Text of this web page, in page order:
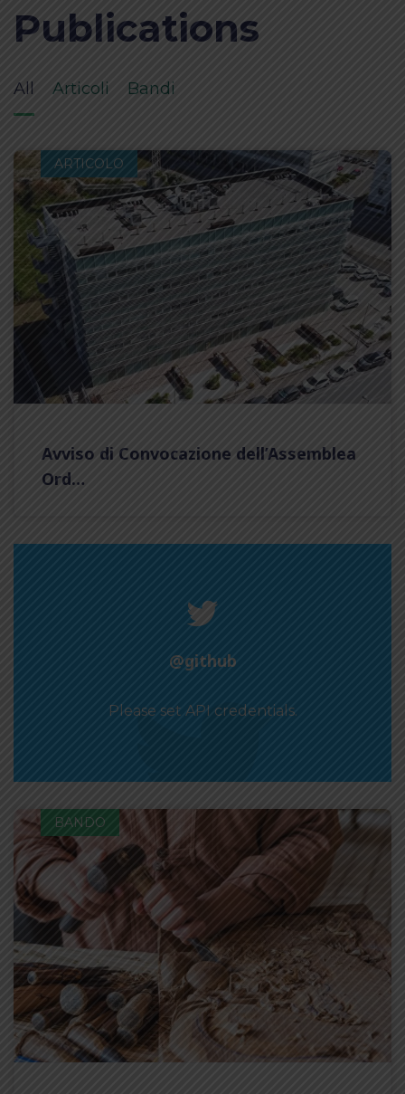
Publications
All Articoli Bandi
ARTICOLO
Avviso di Convocazione dell’Assemblea
Ord…
@github
Please set API credentials.
BANDO